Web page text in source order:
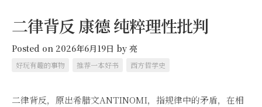
二律背反 康德 纯粹理性批判
Posted on 2026年6月19日 by 亮
好玩有趣的事物 推荐一本好书 西方哲学史
二律背反，原出希腊文ANTINOMI，指规律中的矛盾，在相